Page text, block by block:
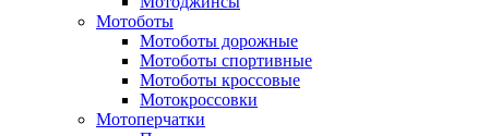
Мотоботы
Мотоботы дорожные
Мотоботы спортивные
Мотоботы кроссовые
Мотокроссовки
Мотоперчатки